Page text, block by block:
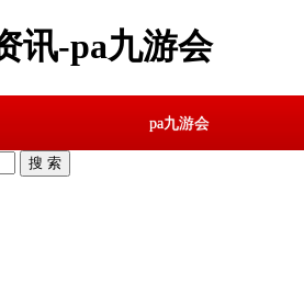
讯-pa九游会
pa九游会